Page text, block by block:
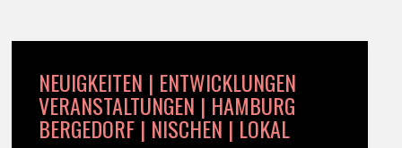
NEUIGKEITEN | ENTWICKLUNGEN
VERANSTALTUNGEN | HAMBURG
BERGEDORF | NISCHEN | LOKAL